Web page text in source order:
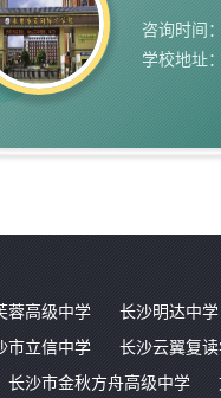
咨询时间
学校地址
蓉高级中学 长沙明达中学
市立信中学 长沙云翼复
长沙市金秋方舟高级中学